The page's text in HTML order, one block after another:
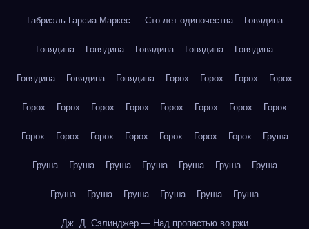
Габриэль Гарсиа Маркес — Сто лет одиночества Говядина
Говядина Говядина Говядина Говядина Говядина
Говядина Говядина Говядина Горох Горох Горох Горох
Горох Горох Горох Горох Горох Горох Горох Горох
Горох Горох Горох Горох Горох Горох Горох Груша
Груша Груша Груша Груша Груша Груша Груша
Груша Груша Груша Груша Груша Груша
Дж. Д. Сэлинджер — Над пропастью во ржи